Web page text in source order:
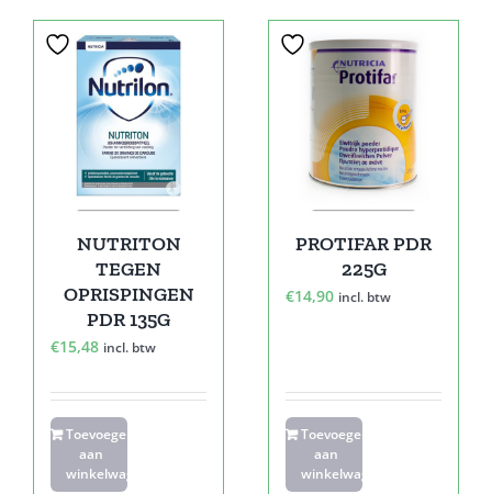
NUTRITON
TEGEN
OPRISPINGEN
PDR 135G
€15,48 incl. btw
Toevoegen
aan
winkelwagen
PROTIFAR PDR
225G
€14,90 incl. btw
Toevoegen
aan
winkelwagen